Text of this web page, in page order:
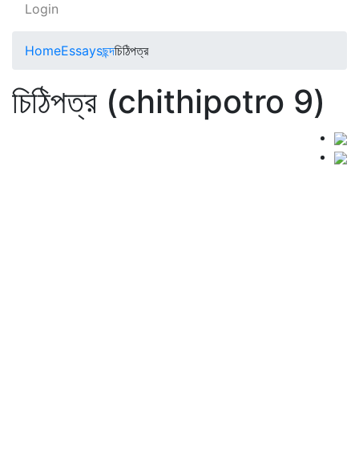
Login
HomeEssaysছন্দচিঠিপত্র
চিঠিপত্র (chithipotro 9)